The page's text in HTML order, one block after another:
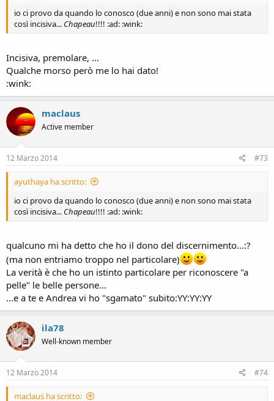
io ci provo da quando lo conosco (due anni) e non sono mai stata
così incisiva... Chapeau!!!! :ad: :wink:
Incisiva, premolare, ...
Qualche morso però me lo hai dato!
:wink:
maclaus
Active member
12 Marzo 2014 #73
ayuthaya ha scritto:
io ci provo da quando lo conosco (due anni) e non sono mai stata
così incisiva... Chapeau!!!! :ad: :wink:
qualcuno mi ha detto che ho il dono del discernimento...:?
(ma non entriamo troppo nel particolare)
La verità è che ho un istinto particolare per riconoscere "a
pelle" le belle persone...
...e a te e Andrea vi ho "sgamato" subito:YY:YY:YY
ila78
Well-known member
12 Marzo 2014 #74
maclaus ha scritto: